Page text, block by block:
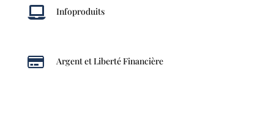
 Infoproduits
 Argent et Liberté Financière